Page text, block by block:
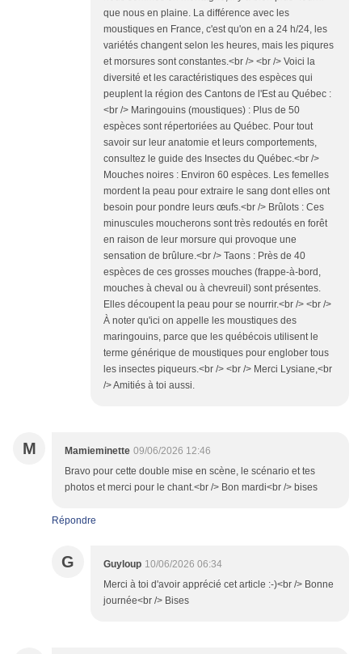
que nous en plaine. La différence avec les
moustiques en France, c'est qu'on en a 24 h/24, les
variétés changent selon les heures, mais les piqures
et morsures sont constantes.<br /> <br /> Voici la
diversité et les caractéristiques des espèces qui
peuplent la région des Cantons de l'Est au Québec :
<br /> Maringouins (moustiques) : Plus de 50
espèces sont répertoriées au Québec. Pour tout
savoir sur leur anatomie et leurs comportements,
consultez le guide des Insectes du Québec.<br />
Mouches noires : Environ 60 espèces. Les femelles
mordent la peau pour extraire le sang dont elles ont
besoin pour pondre leurs œufs.<br /> Brûlots : Ces
minuscules moucherons sont très redoutés en forêt
en raison de leur morsure qui provoque une
sensation de brûlure.<br /> Taons : Près de 40
espèces de ces grosses mouches (frappe-à-bord,
mouches à cheval ou à chevreuil) sont présentes.
Elles découpent la peau pour se nourrir.<br /> <br />
À noter qu'ici on appelle les moustiques des
maringouins, parce que les québécois utilisent le
terme générique de moustiques pour englober tous
les insectes piqueurs.<br /> <br /> Merci Lysiane,<br
/> Amitiés à toi aussi.
M Mamieminette 09/06/2026 12:46
Bravo pour cette double mise en scène, le scénario et tes
photos et merci pour le chant.<br /> Bon mardi<br /> bises
Répondre
G Guyloup 10/06/2026 06:34
Merci à toi d'avoir apprécié cet article :-)<br /> Bonne
journée<br /> Bises